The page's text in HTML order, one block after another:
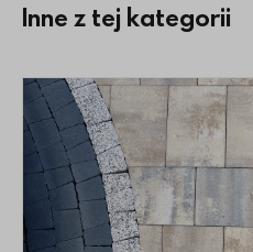
Inne z tej kategorii